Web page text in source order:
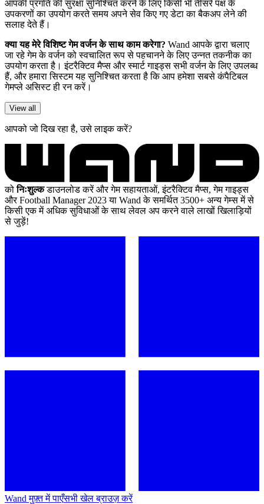
आपकी प्रगति की सुरक्षा सुनिश्चित करने के लिए किसी भी तीसरे पक्ष के
उपकरणों का उपयोग करते समय अपने सेव किए गए डेटा का बैकअप लेने की
सलाह देते हैं।
क्या यह मेरे विशिष्ट गेम वर्जन के साथ काम करेगा? Wand आपके द्वारा चलाए
जा रहे गेम के वर्जन को स्वचालित रूप से पहचानने के लिए उन्नत तकनीक का
उपयोग करता है। इंटरैक्टिव मैप्स और स्मार्ट गाइड्स सभी वर्जन के लिए उपलब्ध
हैं, और हमारा सिस्टम यह सुनिश्चित करता है कि आप हमेशा सबसे कंपैटिबल
गेमप्ले असिस्ट ही रन करें।
View all
आपको जो दिख रहा है, उसे लाइक करें?
कोनिःशुल्कडाउनलोड करें और गेम सहायताओं, इंटरैक्टिव मैप्स, गेम गाइड्स
और Football Manager 2023 या Wand के समर्थित 3500+ अन्य गेम्स में से
किसी एक में अधिक सुविधाओं के साथ लेवल अप करने वाले लाखों खिलाड़ियों
से जुड़ें!
Wand मुफ़्त में पाएँसभी खेल ब्राउज़ करें